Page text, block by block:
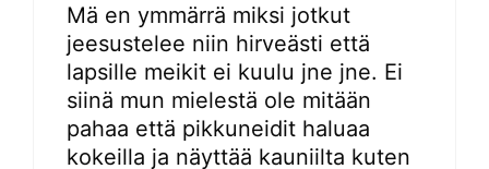
Mä en ymmärrä miksi jotkut
jeesustelee niin hirveästi että
lapsille meikit ei kuulu jne jne. Ei
siinä mun mielestä ole mitään
pahaa että pikkuneidit haluaa
kokeilla ja näyttää kauniilta kuten